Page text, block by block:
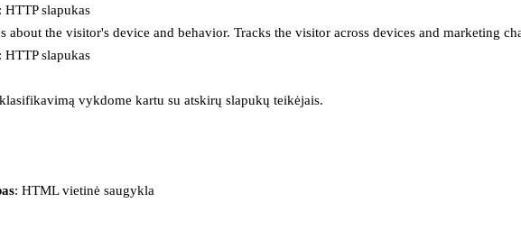
: HTTP slapukas
about the visitor's device and behavior. Tracks the visitor across devices and marketing
: HTTP slapukas
vykdome kartu su atskirų slapukų teikėjais.
: HTML vietinė saugykla